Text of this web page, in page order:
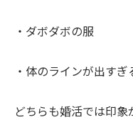
・ダボダボの服
・体のラインが出すぎ
どちらも婚活では印象